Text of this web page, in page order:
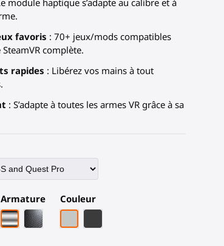
favoris : 70+ jeux/mods compatibles
complète.
rapides : Libérez vos mains à tout
: S’adapte à toutes les armes VR grâce à sa
Armature
Armature chrome
Armature en fibre de carbone noire
Couleur